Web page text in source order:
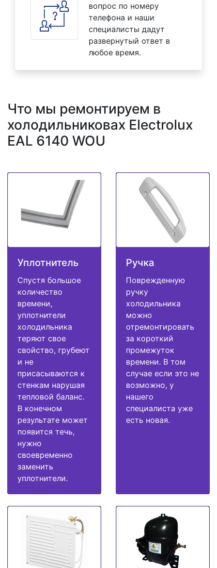
вопрос по номеру
телефона и наши
специалисты дадут
развернутый ответ в
любое время.
Что мы ремонтируем в
холодильниковах Electrolux
EAL 6140 WOU
Уплотнитель
Спустя большое
количество
времени,
уплотнители
холодильника
теряют свое
свойство, грубеют
и не
присасываются к
стенкам нарушая
тепловой баланс.
В конечном
результате может
появится течь,
нужно
своевременно
заменить
уплотнители.
Ручка
Поврежденную
ручку
холодильника
можно
отремонтировать
за короткий
промежуток
времени. В том
случае если это не
возможно, у
нашего
специалиста уже
есть новая.